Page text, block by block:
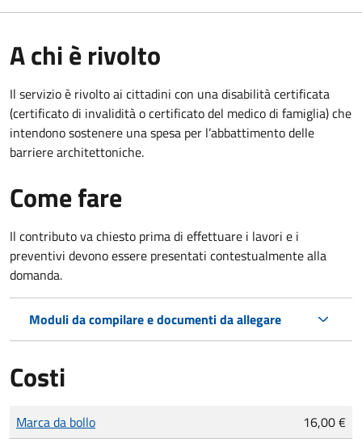
A chi è rivolto
Il servizio è rivolto ai cittadini con una disabilità certificata
(certificato di invalidità o certificato del medico di famiglia) che
intendono sostenere una spesa per l’abbattimento delle
barriere architettoniche.
Come fare
Il contributo va chiesto prima di effettuare i lavori e i
preventivi devono essere presentati contestualmente alla
domanda.
Moduli da compilare e documenti da allegare
Costi
Tipo di pagamento
Importo
Marca da bollo 16,00 €